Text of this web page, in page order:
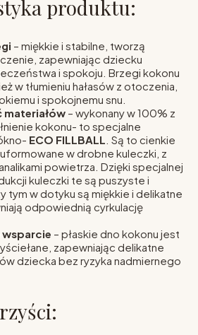
produktu:
– miękkie i stabilne, tworzą
zapewniając dziecku
i spokoju. Brzegi kokonu
w tłumieniu hałasów z otoczenia,
i spokojnemu snu.
materiałów – wykonany w 100% z
kokonu- to specjalne
ECO FILLBALL
. Są to cienkie
w drobne kuleczki, z
powietrza. Dzięki specjalnej
kuleczki te są puszyste i
tym w dotyku są miękkie i delikatne
odpowiednią cyrkulację
– płaskie dno kokonu jest
zapewniając delikatne
dziecka bez ryzyka nadmiernego